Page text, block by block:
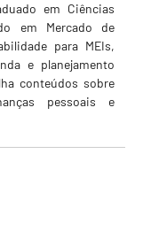
em Ciências
em Mercado de
para MEIs,
e planejamento
conteúdos sobre
pessoais e